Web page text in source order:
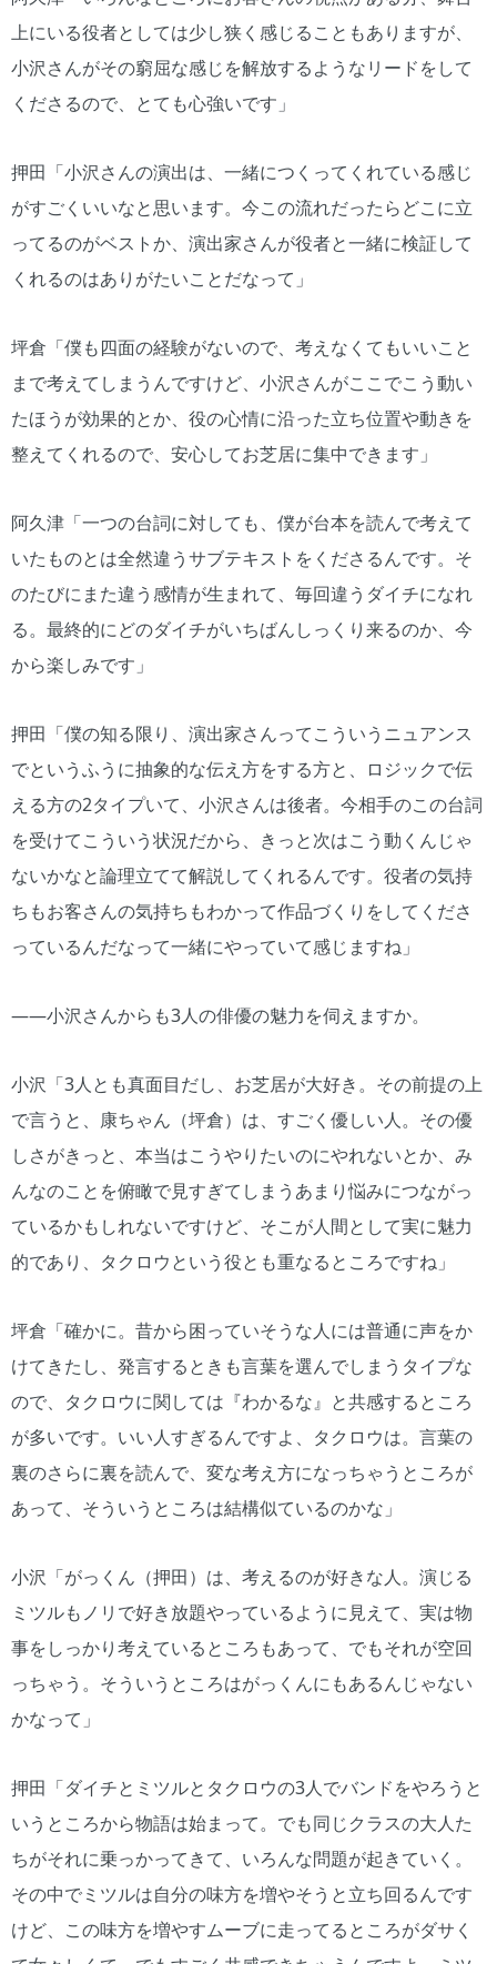
上にいる役者としては少し狭く感じることもありますが、
小沢さんがその窮屈な感じを解放するようなリードをして
くださるので、とても心強いです」
押田「小沢さんの演出は、一緒につくってくれている感じ
がすごくいいなと思います。今この流れだったらどこに立
ってるのがベストか、演出家さんが役者と一緒に検証して
くれるのはありがたいことだなって」
坪倉「僕も四面の経験がないので、考えなくてもいいこと
まで考えてしまうんですけど、小沢さんがここでこう動い
たほうが効果的とか、役の心情に沿った立ち位置や動きを
整えてくれるので、安心してお芝居に集中できます」
阿久津「一つの台詞に対しても、僕が台本を読んで考えて
いたものとは全然違うサブテキストをくださるんです。そ
のたびにまた違う感情が生まれて、毎回違うダイチになれ
る。最終的にどのダイチがいちばんしっくり来るのか、今
から楽しみです」
押田「僕の知る限り、演出家さんってこういうニュアンス
でというふうに抽象的な伝え方をする方と、ロジックで伝
える方の2タイプいて、小沢さんは後者。今相手のこの台詞
を受けてこういう状況だから、きっと次はこう動くんじゃ
ないかなと論理立てて解説してくれるんです。役者の気持
ちもお客さんの気持ちもわかって作品づくりをしてくださ
っているんだなって一緒にやっていて感じますね」
――小沢さんからも3人の俳優の魅力を伺えますか。
小沢「3人とも真面目だし、お芝居が大好き。その前提の上
で言うと、康ちゃん（坪倉）は、すごく優しい人。その優
しさがきっと、本当はこうやりたいのにやれないとか、み
んなのことを俯瞰で見すぎてしまうあまり悩みにつながっ
ているかもしれないですけど、そこが人間として実に魅力
的であり、タクロウという役とも重なるところですね」
坪倉「確かに。昔から困っていそうな人には普通に声をか
けてきたし、発言するときも言葉を選んでしまうタイプな
ので、タクロウに関しては『わかるな』と共感するところ
が多いです。いい人すぎるんですよ、タクロウは。言葉の
裏のさらに裏を読んで、変な考え方になっちゃうところが
あって、そういうところは結構似ているのかな」
小沢「がっくん（押田）は、考えるのが好きな人。演じる
ミツルもノリで好き放題やっているように見えて、実は物
事をしっかり考えているところもあって、でもそれが空回
っちゃう。そういうところはがっくんにもあるんじゃない
かなって」
押田「ダイチとミツルとタクロウの3人でバンドをやろうと
いうところから物語は始まって。でも同じクラスの大人た
ちがそれに乗っかってきて、いろんな問題が起きていく。
その中でミツルは自分の味方を増やそうと立ち回るんです
けど、この味方を増やすムーブに走ってるところがダサく